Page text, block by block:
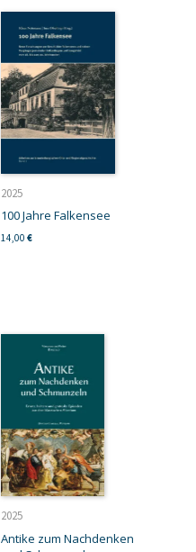
2025
100 Jahre Falkensee
14,00 €
2025
Antike zum Nachdenken